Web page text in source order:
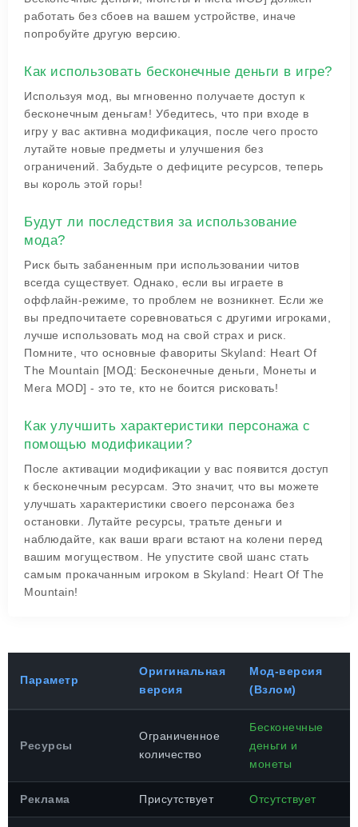
работать без сбоев на вашем устройстве, иначе
попробуйте другую версию.
Как использовать бесконечные деньги в игре?
Используя мод, вы мгновенно получаете доступ к
бесконечным деньгам! Убедитесь, что при входе в
игру у вас активна модификация, после чего просто
лутайте новые предметы и улучшения без
ограничений. Забудьте о дефиците ресурсов, теперь
вы король этой горы!
Будут ли последствия за использование
мода?
Риск быть забаненным при использовании читов
всегда существует. Однако, если вы играете в
оффлайн-режиме, то проблем не возникнет. Если же
вы предпочитаете соревноваться с другими игроками,
лучше использовать мод на свой страх и риск.
Помните, что основные фавориты Skyland: Heart Of
The Mountain [МОД: Бесконечные деньги, Монеты и
Мега MOD] - это те, кто не боится рисковать!
Как улучшить характеристики персонажа с
помощью модификации?
После активации модификации у вас появится доступ
к бесконечным ресурсам. Это значит, что вы можете
улучшать характеристики своего персонажа без
остановки. Лутайте ресурсы, тратьте деньги и
наблюдайте, как ваши враги встают на колени перед
вашим могуществом. Не упустите свой шанс стать
самым прокачанным игроком в Skyland: Heart Of The
Mountain!
Параметр
Оригинальная
версия
Мод-версия
(Взлом)
Ресурсы
Ограниченное
количество
Бесконечные
деньги и
монеты
Реклама Присутствует Отсутствует